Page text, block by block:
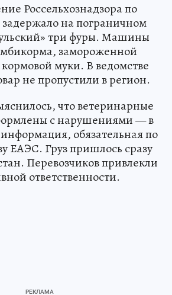
Россельхознадзора по
на пограничном
три фуры. Машины
замороженной
муки. В ведомстве
не пропустили в регион.
что ветеринарные
с нарушениями — в
информация, обязательная по
ЕАЭС. Груз пришлось сразу
Перевозчиков привлекли
ответственности.